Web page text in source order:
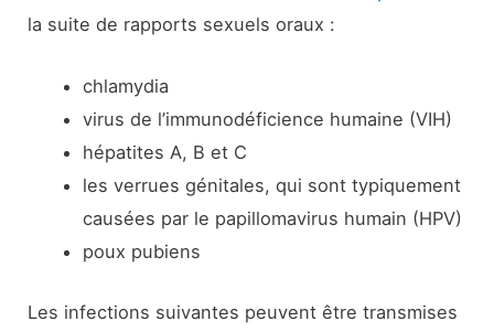
la suite de rapports sexuels oraux :
chlamydia
virus de l’immunodéficience humaine (VIH)
hépatites A, B et C
les verrues génitales, qui sont typiquement
causées par le papillomavirus humain (HPV)
poux pubiens
Les infections suivantes peuvent être transmises